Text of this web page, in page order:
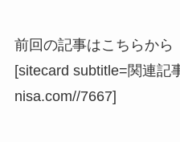
前回の記事はこちらから
[sitecard subtitle=関連記
nisa.com//7667]